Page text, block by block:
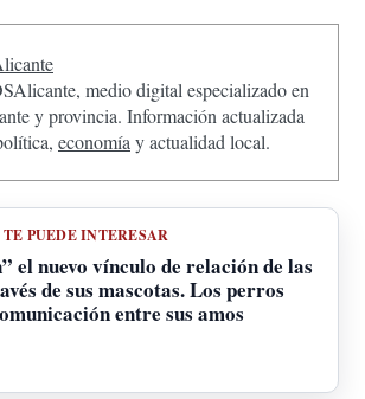
medio digital especializado en
y provincia. Información actualizada
economía y actualidad local.
PUEDE INTERESAR
el nuevo vínculo de relación de las
de sus mascotas. Los perros
entre sus amos